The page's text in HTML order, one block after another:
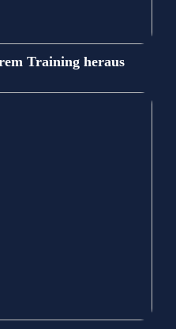
Training heraus